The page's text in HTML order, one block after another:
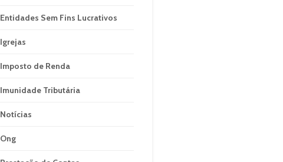
Entidades Sem Fins Lucrativos
Igrejas
Imposto de Renda
Imunidade Tributária
Notícias
Ong